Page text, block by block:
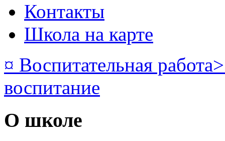
Контакты
Школа на карте
¤ Воспитательная
воспитание
О школе